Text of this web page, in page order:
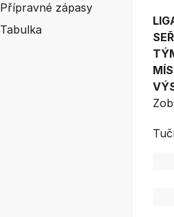
Přípravné zápasy
Tabulka